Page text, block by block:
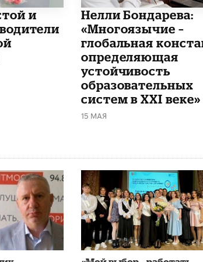
и
​Нелли Бондарева:
«Многоязычие –
глобальная
определяющая
устойчивость
образовательных
систем в XXI веке»
15 МАЯ